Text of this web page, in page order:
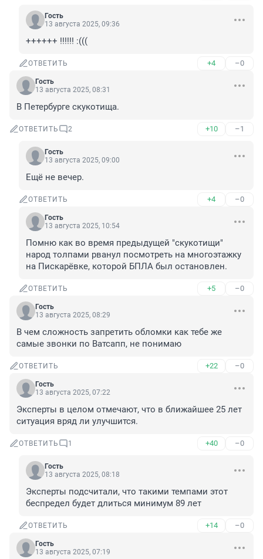
Гость
13 августа 2025, 09:36
++++++ !!!!!! :(((
ОТВЕТИТЬ +4 –0
Гость
13 августа 2025, 08:31
В Петербурге скукотища.
ОТВЕТИТЬ 2 +10 –1
Гость
13 августа 2025, 09:00
Ещё не вечер.
ОТВЕТИТЬ +4 –0
Гость
13 августа 2025, 10:54
Помню как во время предыдущей "скукотищи"
народ толпами рванул посмотреть на многоэтажку
на Пискарёвке, которой БПЛА был остановлен.
ОТВЕТИТЬ +5 –0
Гость
13 августа 2025, 08:29
В чем сложность запретить обломки как тебе же
самые звонки по Ватсапп, не понимаю
ОТВЕТИТЬ +22 –0
Гость
13 августа 2025, 07:22
Эксперты в целом отмечают, что в ближайшее 25 лет
ситуация вряд ли улучшится.
ОТВЕТИТЬ 1 +40 –0
Гость
13 августа 2025, 08:18
Эксперты подсчитали, что такими темпами этот
беспредел будет длиться минимум 89 лет
ОТВЕТИТЬ +14 –0
Гость
13 августа 2025, 07:19